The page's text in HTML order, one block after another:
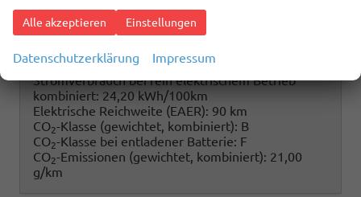
Energieverbrauch (gewichtet, kombiniert):
0,90 l/100km + 22,40 kWh/100km
kombiniert:7,70 l/100km
Stromverbrauch bei rein elektrischem Betrieb
kombiniert: 24,20 kWh/100km
Elektrische Reichweite (EAER): 90 km
CO2-Klasse (gewichtet, kombiniert): B
CO2-Klasse bei entladener Batterie: F
CO2-Emissionen (gewichtet, kombiniert): 21,00
g/km
Alle akzeptieren Einstellungen
Datenschutzerklärung Impressum